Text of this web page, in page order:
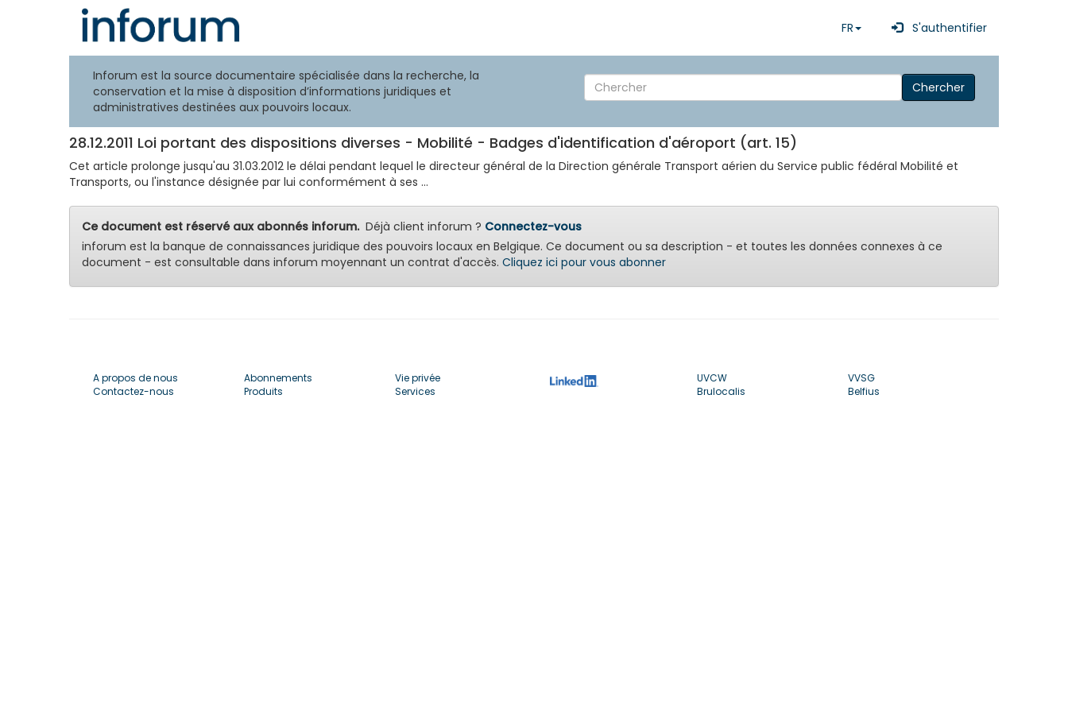
FR S'authentifier
Inforum est la source documentaire spécialisée dans la recherche, la
conservation et la mise à disposition d’informations juridiques et
administratives destinées aux pouvoirs locaux.
Chercher
28.12.2011 Loi portant des dispositions diverses - Mobilité - Badges d'identification d'aéroport (art. 15)
Cet article prolonge jusqu'au 31.03.2012 le délai pendant lequel le directeur général de la Direction générale Transport aérien du Service public fédéral Mobilité et
Transports, ou l'instance désignée par lui conformément à ses ...
Ce document est réservé aux abonnés inforum.Déjà client inforum ? Connectez-vous
inforum est la banque de connaissances juridique des pouvoirs locaux en Belgique. Ce document ou sa description - et toutes les données connexes à ce
document - est consultable dans inforum moyennant un contrat d'accès. Cliquez ici pour vous abonner
A propos de nous
Contactez-nous
Abonnements
Produits
Vie privée
Services
UVCW
Brulocalis
VVSG
Belfius